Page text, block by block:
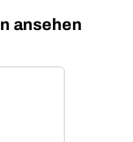
ansehen